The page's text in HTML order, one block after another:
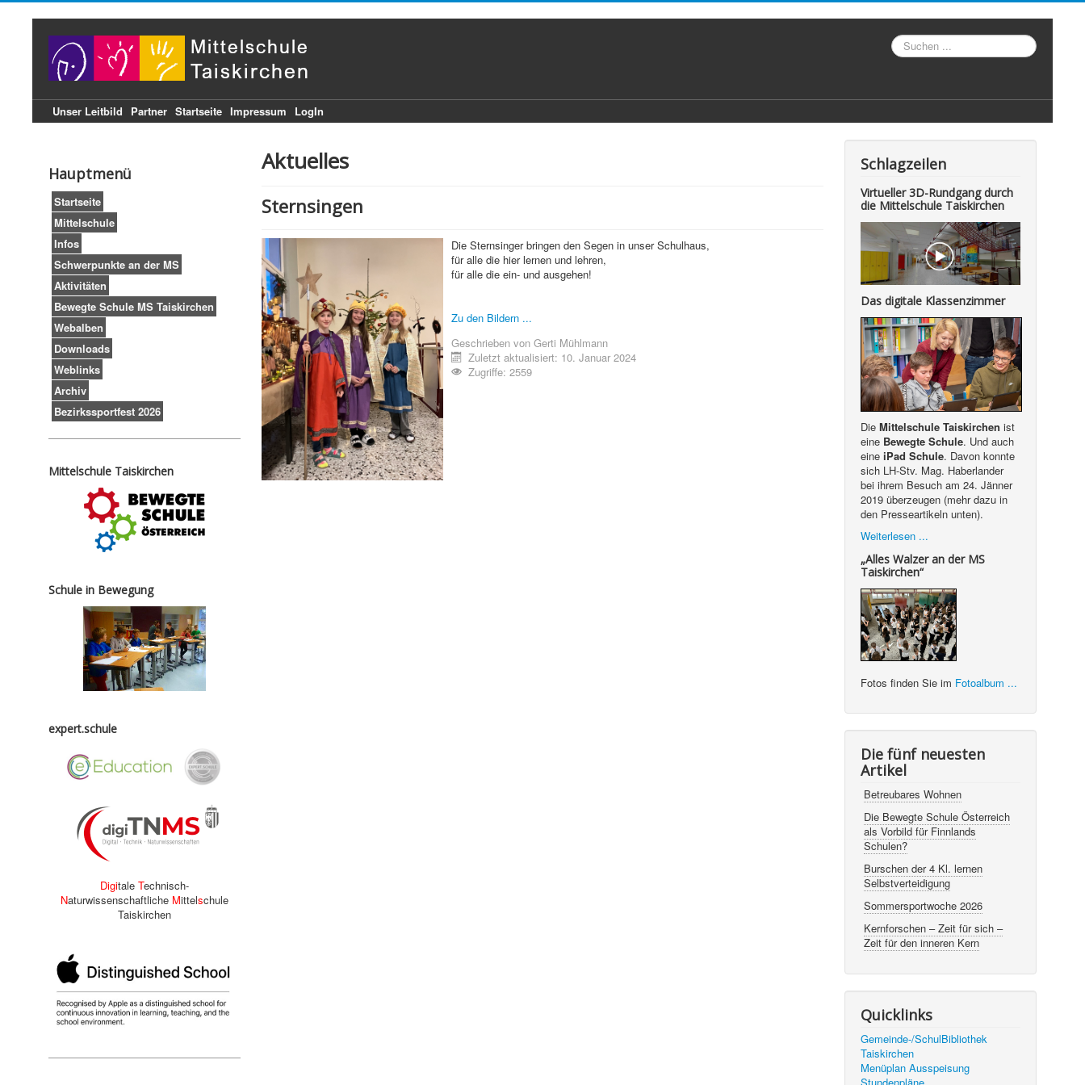
Suche
Unser Leitbild Partner Startseite Impressum LogIn
Hauptmenü
Startseite
Mittelschule
Infos
Schwerpunkte an der MS
Aktivitäten
Bewegte Schule MS Taiskirchen
Webalben
Downloads
Weblinks
Archiv
Bezirkssportfest 2026
Mittelschule Taiskirchen
Schule in Bewegung
expert.schule
Digitale Technisch-
Naturwissenschaftliche Mittelschule
Taiskirchen
Aktuelles
Sternsingen
Die Sternsinger bringen den Segen in unser Schulhaus,
für alle die hier lernen und lehren,
für alle die ein- und ausgehen!
Zu den Bildern ...
Geschrieben von Gerti Mühlmann
Zuletzt aktualisiert: 10. Januar 2024
Zugriffe: 2559
Schlagzeilen
Virtueller 3D-Rundgang durch
die Mittelschule Taiskirchen
Das digitale Klassenzimmer
DieMittelschule Taiskirchen ist
eine Bewegte Schule. Und auch
eineiPad Schule. Davon konnte
sich LH-Stv. Mag. Haberlander
bei ihrem Besuch am 24. Jänner
2019 überzeugen (mehr dazu in
den Presseartikeln unten).
Weiterlesen ...
„Alles Walzer an der MS
Taiskirchen“
Fotos finden Sie im Fotoalbum ...
Die fünf neuesten
Artikel
Betreubares Wohnen
Die Bewegte Schule Österreich
als Vorbild für Finnlands
Schulen?
Burschen der 4 Kl. lernen
Selbstverteidigung
Sommersportwoche 2026
Kernforschen – Zeit für sich –
Zeit für den inneren Kern
Quicklinks
Gemeinde-/SchulBibliothek
Taiskirchen
Menüplan Ausspeisung